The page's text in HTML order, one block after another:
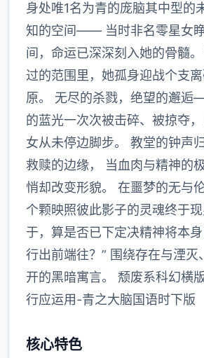
身处唯1名为青的庞脑其中型的
知的空间—— 当时非名零星女
间，命运已深深刻入她的骨髓
过的范围里，她孤身迎战个支
原。 无尽的杀戮，绝望的邂
的蓝光一次次被击碎、被掠夺
女从未停边脚步。 教堂的钟声
救赎的边缘， 当血肉与精神的
悄却改变形貌。 在噩梦的无
个颗映照彼此影子的灵魂终于
于，算是否已下定决精神将本
行出前端往？” 围绕存在与湮灭
开的黑暗寓言。 颓废系科幻横
行应运用-青之大脑国语时下版
核心特色